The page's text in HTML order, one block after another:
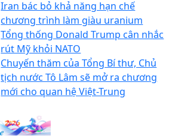
Iran bác bỏ khả năng hạn chế
chương trình làm giàu uranium
Tổng thống Donald Trump cân nhắc
rút Mỹ khỏi NATO
Chuyến thăm của Tổng Bí thư, Chủ
tịch nước Tô Lâm sẽ mở ra chương
mới cho quan hệ Việt-Trung